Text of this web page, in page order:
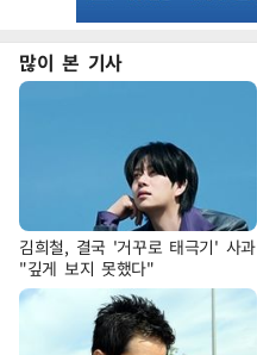
많이 본 기사
김희철, 결국 '거꾸로 태극기' 사과
"깊게 보지 못했다"